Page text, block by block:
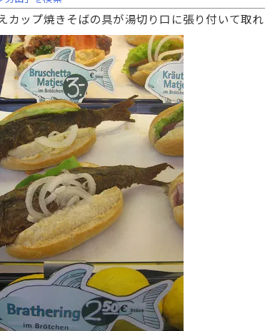
カップ焼きそばの具が湯切り口に張り付いて取